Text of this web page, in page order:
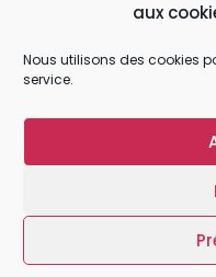
aux
Nous utilisons des cookies
service.